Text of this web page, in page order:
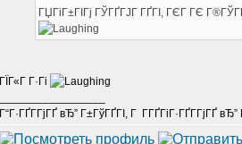
ГЏГіГ±ГІГј ГЎГҐГЈГ ГҐГІ, ГЄГ ГЄ
ГЇГ«Г Г·Гі
Г“Г·ГҐГ­ГјГҐ вЂ” Г±ГўГҐГІ, Г Г­ГҐГіГ·ГҐГ­ГјГҐ